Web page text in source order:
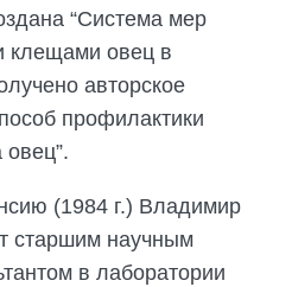
“Система мер
клещами овец в
авторское
профилактики
(1984 г.) Владимир
старшим научным
в лаборатории